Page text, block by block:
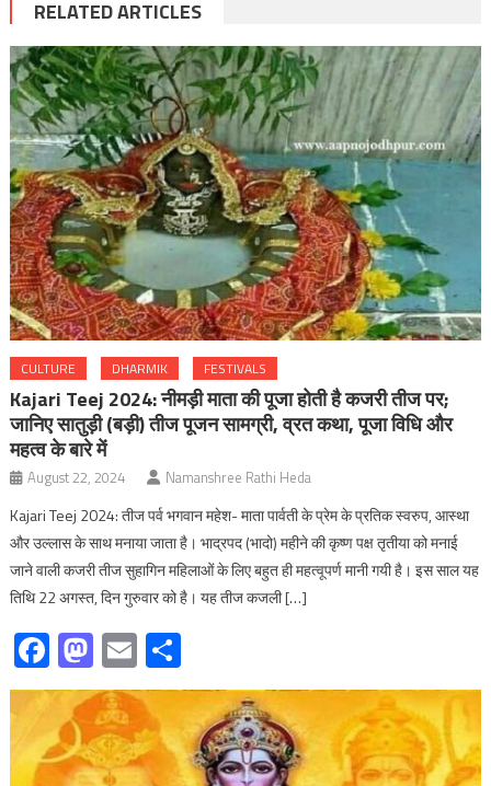
RELATED ARTICLES
CULTURE DHARMIK FESTIVALS
Kajari Teej 2024: नीमड़ी माता की पूजा होती है कजरी तीज पर;
जानिए सातुड़ी (बड़ी) तीज पूजन सामग्री, व्रत कथा, पूजा विधि और
महत्व के बारे में
August 22, 2024 Namanshree Rathi Heda
Kajari Teej 2024: तीज पर्व भगवान महेश- माता पार्वती के प्रेम के प्रतिक स्वरुप, आस्था
और उल्लास के साथ मनाया जाता है। भाद्रपद (भादो) महीने की कृष्ण पक्ष तृतीया को मनाई
जाने वाली कजरी तीज सुहागिन महिलाओं के लिए बहुत ही महत्वूपर्ण मानी गयी है। इस साल यह
तिथि 22 अगस्त, दिन गुरुवार को है। यह तीज कजली […]
Facebook
Mastodon
Email